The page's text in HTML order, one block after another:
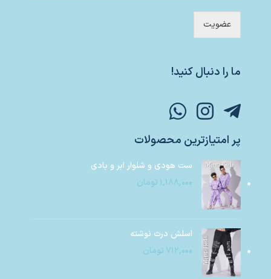
عضویت
ما را دنبال کنید!
پر امتیازترین محصولات
ست هودی و شلوار ابر و بادی
۱,۱۸۸,۰۰۰ تومان
اسلش درث نوشته
۷۱۲,۰۰۰ تومان